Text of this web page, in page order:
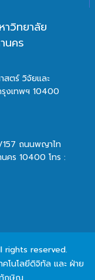
าวิทยาลัย
นคร
สตร์ วิจัยและ
รุงเทพฯ 10400
157 ถนนพญาไท
คร 10400 โทร :
rights reserved.
โนโลยีดิจิทัล และ ฝ่าย